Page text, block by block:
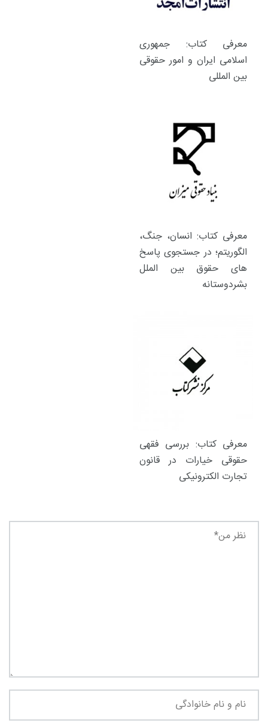
معرفی کتاب: جمهوری
اسلامی ایران و امور حقوقی
بین المللی
معرفی کتاب: انسان، جنگ،
الگوریتم؛ در جستجوی پاسخ
های حقوق بین الملل
بشردوستانه
معرفی کتاب: بررسی فقهی
حقوقی خیارات در قانون
تجارت الکترونیکی